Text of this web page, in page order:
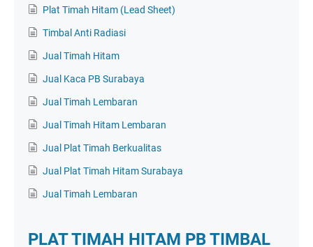
Plat Timah Hitam (Lead Sheet)
Timbal Anti Radiasi
Jual Timah Hitam
Jual Kaca PB Surabaya
Jual Timah Lembaran
Jual Timah Hitam Lembaran
Jual Plat Timah Berkualitas
Jual Plat Timah Hitam Surabaya
Jual Timah Lembaran
PLAT TIMAH HITAM PB TIMBAL